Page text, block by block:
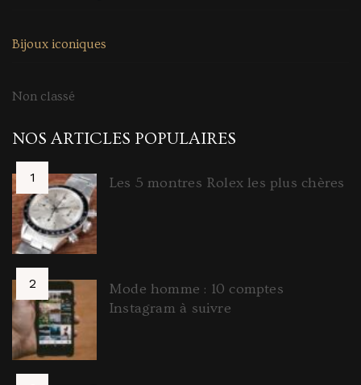
Bijoux iconiques
Non classé
NOS ARTICLES POPULAIRES
Les 5 montres Rolex les plus chères
Mode homme : 10 comptes
Instagram à suivre